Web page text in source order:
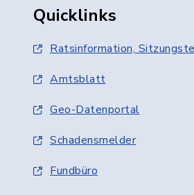
Quicklinks
Ratsinformation,
Amtsblatt
Geo-Datenportal
Schadensmelder
Fundbüro